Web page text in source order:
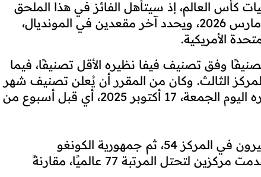
كأس العالم، إذ سيتأهل الفائز في هذا الملحق
الأفريقي إلى "الملحق القاري"، الذي سيُقام في مارس 2026، ويحدد آخر مقعدين في المونديال،
الأمريكية.
وفق تصنيف فيفا نظيره الأقل تصنيفًا، فيما
الثالث. وكان من المقرر أن يُعلن تصنيف شهر
أكتوبر في 23 من الشهر الجاري، لكن فيفا أصدره اليوم الجمعة، 17 أكتوبر 2025، أي قبل أسبوع من
وجاءت نيجيريا في المركز 41 عالميًا، تليها الكاميرون في المركز 54، ثم جمهورية الكونغو
الديمقراطية في المركز 60. أما الغابون، فقد تقدمت مركزين لتحتل المرتبة 77 عالميًا، مقارنةً